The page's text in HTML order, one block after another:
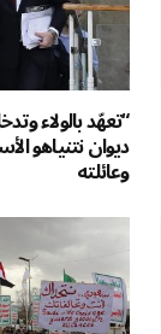
“تعهّد بالولاء
ديوان نتنياهو
وعائلته